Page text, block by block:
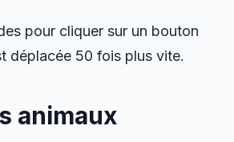
pour cliquer sur un bouton
déplacée 50 fois plus vite.
animaux